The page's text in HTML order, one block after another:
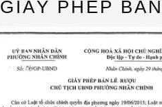
GIẤY PHÉP